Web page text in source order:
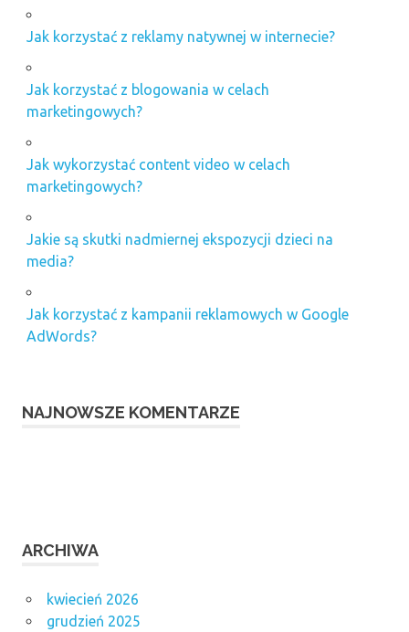
Jak korzystać z reklamy natywnej w internecie?
Jak korzystać z blogowania w celach
marketingowych?
Jak wykorzystać content video w celach
marketingowych?
Jakie są skutki nadmiernej ekspozycji dzieci na
media?
Jak korzystać z kampanii reklamowych w Google
AdWords?
NAJNOWSZE KOMENTARZE
ARCHIWA
kwiecień 2026
grudzień 2025